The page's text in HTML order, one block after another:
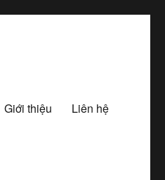
Giới thiệu Liên hệ